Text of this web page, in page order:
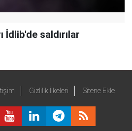
İdlib'de saldırılar
Gizlilik İlkeleri Sitene Ekle